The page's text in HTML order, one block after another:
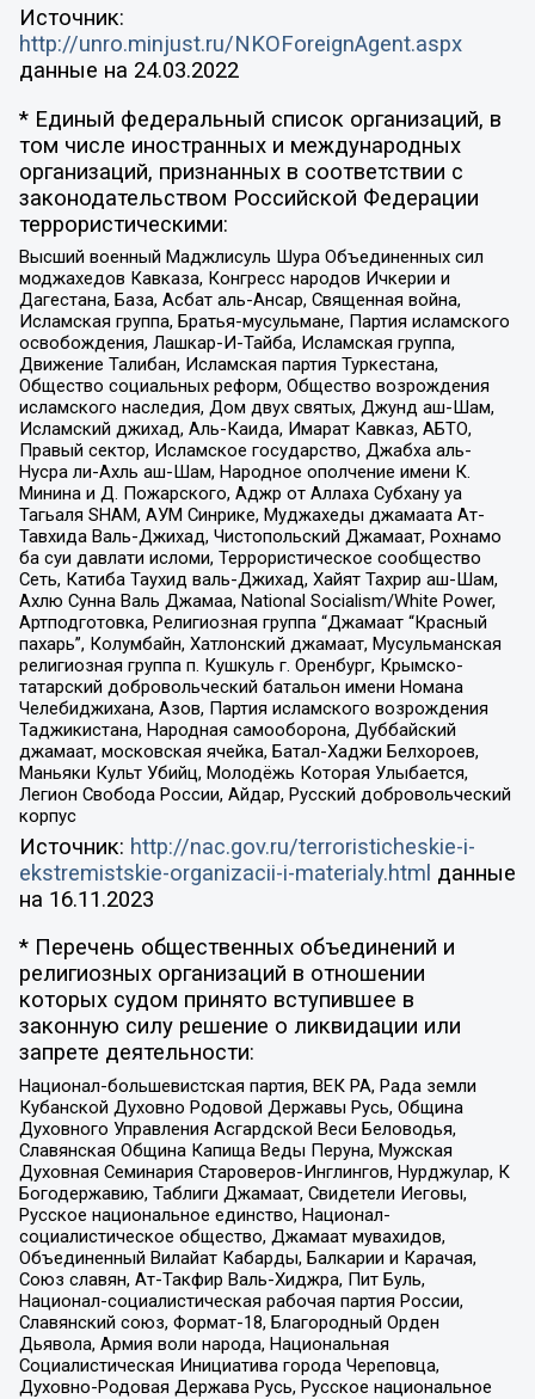
Источник:
http://unro.minjust.ru/NKOForeignAgent.aspx
данные на 24.03.2022
* Единый федеральный список организаций, в
том числе иностранных и международных
организаций, признанных в соответствии с
законодательством Российской Федерации
террористическими:
Высший военный Маджлисуль Шура Объединенных сил
моджахедов Кавказа, Конгресс народов Ичкерии и
Дагестана, База, Асбат аль-Ансар, Священная война,
Исламская группа, Братья-мусульмане, Партия исламского
освобождения, Лашкар-И-Тайба, Исламская группа,
Движение Талибан, Исламская партия Туркестана,
Общество социальных реформ, Общество возрождения
исламского наследия, Дом двух святых, Джунд аш-Шам,
Исламский джихад, Аль-Каида, Имарат Кавказ, АБТО,
Правый сектор, Исламское государство, Джабха аль-
Нусра ли-Ахль аш-Шам, Народное ополчение имени К.
Минина и Д. Пожарского, Аджр от Аллаха Субхану уа
Тагьаля SHAM, АУМ Синрике, Муджахеды джамаата Ат-
Тавхида Валь-Джихад, Чистопольский Джамаат, Рохнамо
ба суи давлати исломи, Террористическое сообщество
Сеть, Катиба Таухид валь-Джихад, Хайят Тахрир аш-Шам,
Ахлю Сунна Валь Джамаа, National Socialism/White Power,
Артподготовка, Религиозная группа “Джамаат “Красный
пахарь”, Колумбайн, Хатлонский джамаат, Мусульманская
религиозная группа п. Кушкуль г. Оренбург, Крымско-
татарский добровольческий батальон имени Номана
Челебиджихана, Азов, Партия исламского возрождения
Таджикистана, Народная самооборона, Дуббайский
джамаат, московская ячейка, Батал-Хаджи Белхороев,
Маньяки Культ Убийц, Молодёжь Которая Улыбается,
Легион Свобода России, Айдар, Русский добровольческий
корпус
Источник: http://nac.gov.ru/terroristicheskie-i-
ekstremistskie-organizacii-i-materialy.html данные
на 16.11.2023
* Перечень общественных объединений и
религиозных организаций в отношении
которых судом принято вступившее в
законную силу решение о ликвидации или
запрете деятельности:
Национал-большевистская партия, ВЕК РА, Рада земли
Кубанской Духовно Родовой Державы Русь, Община
Духовного Управления Асгардской Веси Беловодья,
Славянская Община Капища Веды Перуна, Мужская
Духовная Семинария Староверов-Инглингов, Нурджулар, К
Богодержавию, Таблиги Джамаат, Свидетели Иеговы,
Русское национальное единство, Национал-
социалистическое общество, Джамаат мувахидов,
Объединенный Вилайат Кабарды, Балкарии и Карачая,
Союз славян, Ат-Такфир Валь-Хиджра, Пит Буль,
Национал-социалистическая рабочая партия России,
Славянский союз, Формат-18, Благородный Орден
Дьявола, Армия воли народа, Национальная
Социалистическая Инициатива города Череповца,
Духовно-Родовая Держава Русь, Русское национальное